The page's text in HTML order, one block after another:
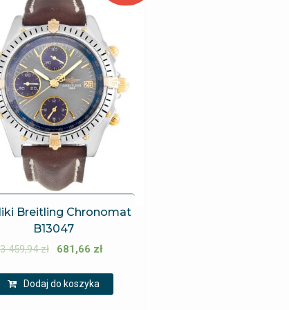
Breitling Chronomat
B13047
3 459,94zł 681,66 zł
Dodaj do koszyka